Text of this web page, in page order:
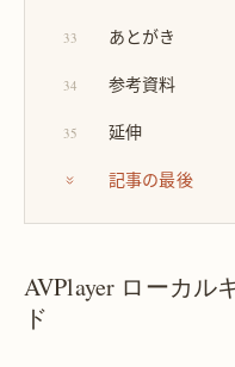
33 あとがき
34 参考資料
35 延伸
記事の最後
AVPlayer ローカル
ド